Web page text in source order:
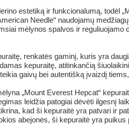
estetiką ir funkcionalumą, todėl
Needle“ naudojamų
mėlynos spalvos ir
renkatės gaminį, kuris yra
kepuraitę, atitinkančią
gaivų bei autentišką įvaizdį
„Mount Everest Hepcat“
leidžia patogiai dėvėti ilgesnį
kad ši kepuraitė yra patvari ir
abejonės, ši kepuraitė yra